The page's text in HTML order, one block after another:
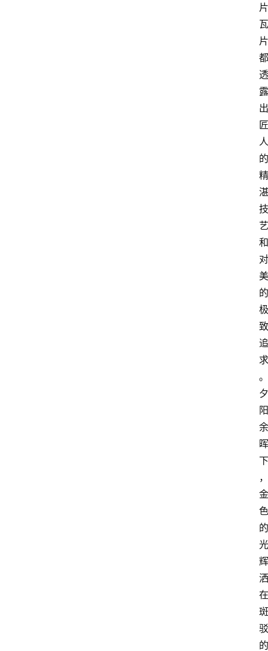
片
瓦
片
都
透
露
出
匠
人
的
精
湛
技
艺
和
对
美
的
极
致
追
求
。
夕
阳
余
晖
下
，
金
色
的
光
辉
洒
在
斑
驳
的